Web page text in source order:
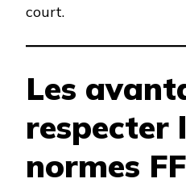
court.
Les
respecter
normes